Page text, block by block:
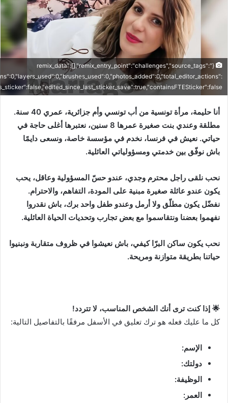
{"remix_data":[],"remix_entry_point":"challenges","source_tags":
أنا حليمة، مرأة تونسية من أب تونسي وأم جزائرية، عمري 40 سنة.
مطلقة وعندي بنت صغيرة عمرها 8 سنين، نعتبرها أغلى حاجة في
حياتي. نعيش في فرنسا، نخدم في مؤسسة خاصة، ونسعى دايمًا
باش نوفّق بين خدمتي ومسؤولياتي العائلية.
نحب نلقى راجل محترم وجدي، عندو حسّ المسؤولية وعاقل، يحب
يكون عندو عائلة صغيرة مبنية على المودة، التفاهم، والاحترام.
نفضّل يكون مطلّق ولا أرمل وعندو طفل واحد برك، باش نقدروا
نفهموا بعضنا ونتقاسموا مع بعض تجارب وتحديات الحياة العائلية.
نحب يكون ساكن البرّا كيفي، باش نعيشوا في ظروف متقاربة ونبنيوا
حياتنا بطريقة متوازنة ومريحة.
🌟 إذا كنت ترى أنك الشخص المناسب، لا تتردد!
كل ما عليك فعله هو ترك تعليق في الأسفل مرفقًا بالتفاصيل التالية:
الإسم:
دولتك:
الوظيفة:
العمر: